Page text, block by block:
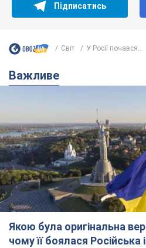
Підписатись
Світ У Росії почався...
Важливе
Якою була оригінальна
чому її боялася Російська